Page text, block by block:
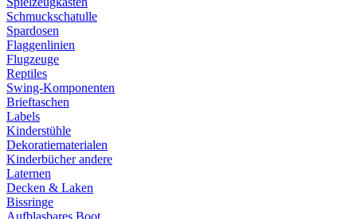
Schmuckschatulle
Spardosen
Flaggenlinien
Flugzeuge
Reptiles
Swing-Komponenten
Brieftaschen
Labels
Kinderstühle
Dekoratiematerialen
Kinderbücher andere
Laternen
Decken & Laken
Bissringe
Aufblasbares Boot